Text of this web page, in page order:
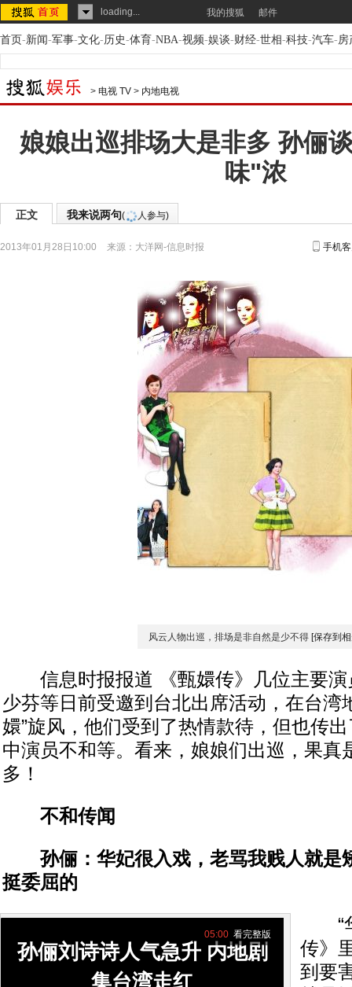
loading... 我的搜狐 邮件
首页-新闻-军事-文化-历史-体育-NBA-视频-娱谈-财经-世相-科技-汽车-房
> 电视 TV > 内地电视
娘娘出巡排场大是非多 孙俪
味"浓
正文 我来说两句( 人参与)
2013年01月28日10:00 来源： 大洋网-信息时报 手机
风云人物出巡，排场是非自然是少不得 [保存到
信息时报报道 《甄嬛传》几位主要演
少芬等日前受邀到台北出席活动，在台湾
嬛”旋风，他们受到了热情款待，但也传
中演员不和等。看来，娘娘们出巡，果真
多！
不和传闻
孙俪：华妃很入戏，老骂我贱人就是
挺委屈的
孙俪刘诗诗人气急升 内地剧
集台湾走红
05:00 看完整版
“华
传》
到要